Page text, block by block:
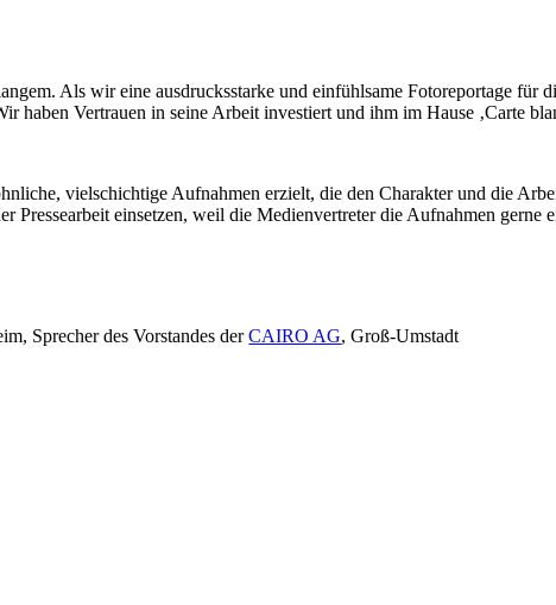
Als wir eine ausdrucksstarke und einfühlsame Fotoreportage für
haben Vertrauen in seine Arbeit investiert und ihm im Hause ‚Carte
vielschichtige Aufnahmen erzielt, die den Charakter und die
Pressearbeit einsetzen, weil die Medienvertreter die Aufnahmen gerne
Sprecher des Vorstandes derCAIRO AG, Groß-Umstadt